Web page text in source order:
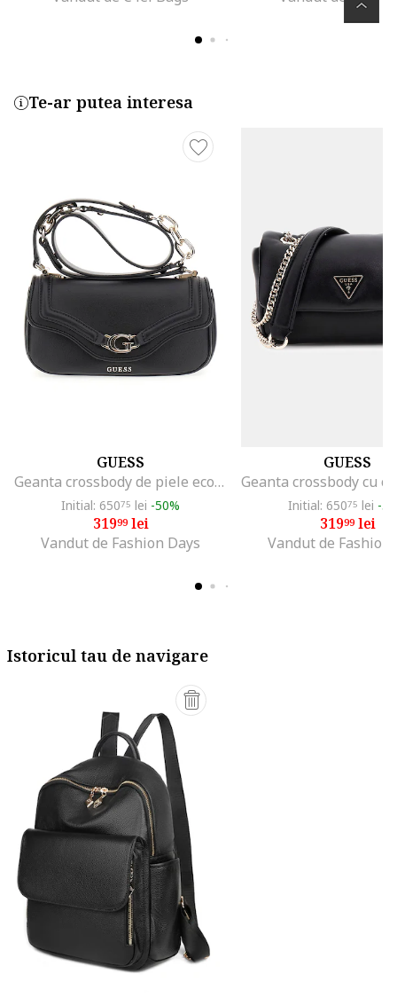
Te-ar putea interesa
GUESS
Geanta crossbody de piele ecologica cu clapa, Negru
Initial: 65075 lei -50%
31999lei
Vandut de Fashion Days
GUESS
Initial: 65075 lei -
31999lei
Vandut de Fashion
Istoricul tau de navigare